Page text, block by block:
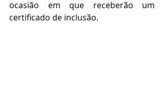
ocasião em que receberão um
certificado de inclusão.